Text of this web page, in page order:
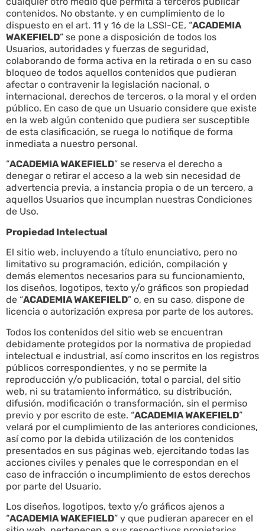
contenidos. No obstante, y en cumplimiento de lo
dispuesto en el art. 11 y 16 de la LSSI-CE, “ACADEMIA
WAKEFIELD” se pone a disposición de todos los
Usuarios, autoridades y fuerzas de seguridad,
colaborando de forma activa en la retirada o en su caso
bloqueo de todos aquellos contenidos que pudieran
afectar o contravenir la legislación nacional, o
internacional, derechos de terceros, o la moral y el orden
público. En caso de que un Usuario considere que existe
en la web algún contenido que pudiera ser susceptible
de esta clasificación, se ruega lo notifique de forma
inmediata a nuestro personal.
“ACADEMIA WAKEFIELD” se reserva el derecho a
denegar o retirar el acceso a la web sin necesidad de
advertencia previa, a instancia propia o de un tercero, a
aquellos Usuarios que incumplan nuestras Condiciones
de Uso.
Propiedad Intelectual
El sitio web, incluyendo a título enunciativo, pero no
limitativo su programación, edición, compilación y
demás elementos necesarios para su funcionamiento,
los diseños, logotipos, texto y/o gráficos son propiedad
de “ACADEMIA WAKEFIELD” o, en su caso, dispone de
licencia o autorización expresa por parte de los autores.
Todos los contenidos del sitio web se encuentran
debidamente protegidos por la normativa de propiedad
intelectual e industrial, así como inscritos en los registros
públicos correspondientes, y no se permite la
reproducción y/o publicación, total o parcial, del sitio
web, ni su tratamiento informático, su distribución,
difusión, modificación o transformación, sin el permiso
previo y por escrito de este. “ACADEMIA WAKEFIELD”
velará por el cumplimiento de las anteriores condiciones,
así como por la debida utilización de los contenidos
presentados en sus páginas web, ejercitando todas las
acciones civiles y penales que le correspondan en el
caso de infracción o incumplimiento de estos derechos
por parte del Usuario.
Los diseños, logotipos, texto y/o gráficos ajenos a
“ACADEMIA WAKEFIELD” y que pudieran aparecer en el